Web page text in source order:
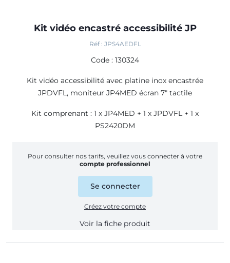
Kit vidéo encastré accessibilité JP
Réf : JPS4AEDFL
Code : 130324
Kit vidéo accessibilité avec platine inox encastrée
JPDVFL, moniteur JP4MED écran 7" tactile
Kit comprenant : 1 x JP4MED + 1 x JPDVFL + 1 x
PS2420DM
Pour consulter nos tarifs, veuillez vous connecter à votre
compte professionnel
Se connecter
Créez votre compte
Voir la fiche produit